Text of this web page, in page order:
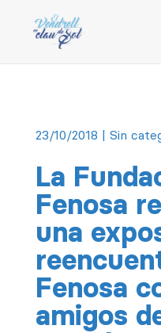
23/10/2018 | Sin
La
Fenosa
una
Fenosa
amigos